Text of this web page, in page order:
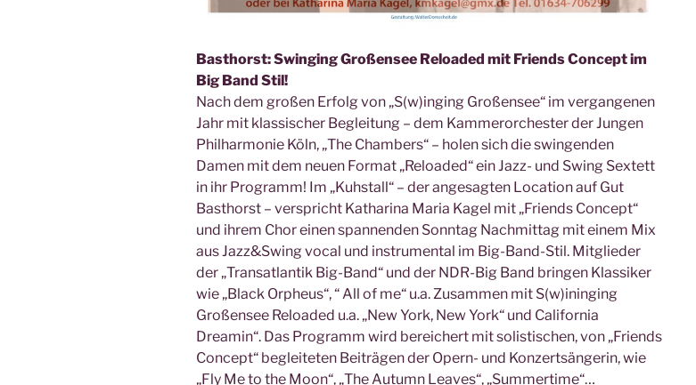
Basthorst: Swinging Großensee Reloaded mit Friends Concept im
Big Band Stil!
Nach dem großen Erfolg von „S(w)inging Großensee“ im vergangenen
Jahr mit klassischer Begleitung – dem Kammerorchester der Jungen
Philharmonie Köln, „The Chambers“ – holen sich die swingenden
Damen mit dem neuen Format „Reloaded“ ein Jazz- und Swing Sextett
in ihr Programm! Im „Kuhstall“ – der angesagten Location auf Gut
Basthorst – verspricht Katharina Maria Kagel mit „Friends Concept“
und ihrem Chor einen spannenden Sonntag Nachmittag mit einem Mix
aus Jazz&Swing vocal und instrumental im Big-Band-Stil. Mitglieder
der „Transatlantik Big-Band“ und der NDR-Big Band bringen Klassiker
wie „Black Orpheus“, “ All of me“ u.a. Zusammen mit S(w)ininging
Großensee Reloaded u.a. „New York, New York“ und California
Dreamin“. Das Programm wird bereichert mit solistischen, von „Friends
Concept“ begleiteten Beiträgen der Opern- und Konzertsängerin, wie
„Fly Me to the Moon“, „The Autumn Leaves“, „Summertime“…